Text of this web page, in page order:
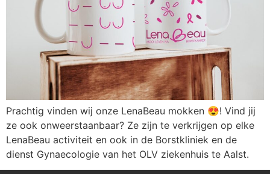
Prachtig vinden wij onze LenaBeau mokken 😍! Vind jij
ze ook onweerstaanbaar? Ze zijn te verkrijgen op elke
LenaBeau activiteit en ook in de Borstkliniek en de
dienst Gynaecologie van het OLV ziekenhuis te Aalst.